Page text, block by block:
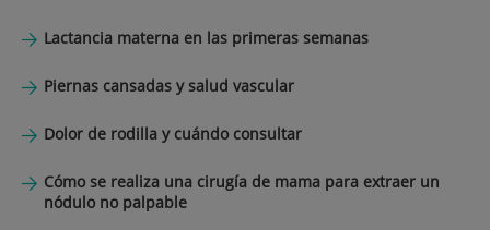
Lactancia materna en las primeras semanas
Piernas cansadas y salud vascular
Dolor de rodilla y cuándo consultar
Cómo se realiza una cirugía de mama para extraer un
nódulo no palpable